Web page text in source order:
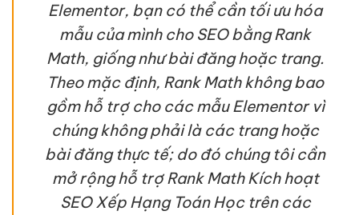
Elementor, bạn có thể cần tối ưu hóa
mẫu của mình cho SEO bằng Rank
Math, giống như bài đăng hoặc trang.
Theo mặc định, Rank Math không bao
gồm hỗ trợ cho các mẫu Elementor vì
chúng không phải là các trang hoặc
bài đăng thực tế; do đó chúng tôi cần
mở rộng hỗ trợ Rank Math Kích hoạt
SEO Xếp Hạng Toán Học trên các